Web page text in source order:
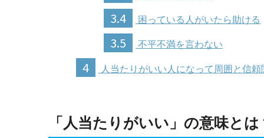
3.4 困っている人がいたら助ける
3.5 不平不満を言わない
4 人当たりがいい人になって周囲と信頼
「人当たりがいい」の意味とは